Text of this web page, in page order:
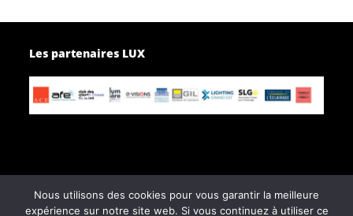
Les partenaires LUX
Page d’accueil
Contactez-nous
Nous utilisons des cookies pour vous garantir la meilleure
expérience sur notre site web. Si vous continuez à utiliser ce